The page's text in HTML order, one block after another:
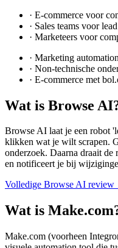
· E-commerce voor
· Sales teams voor
· Marketeers voor
· Marketing
· Non-technische
· E-commerce met
Wat is Browse AI
Browse AI laat je een robot
klikken wat je wilt scrapen.
onderzoek. Daarna draait de
en notificeert je bij
Volledige Browse AI
Wat is Make.com
Make.com (voorheen